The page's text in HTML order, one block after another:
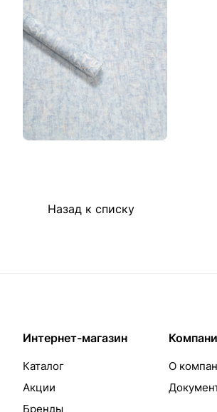
Назад к списку
Интернет-магазин
Каталог
Акции
Бренды
О